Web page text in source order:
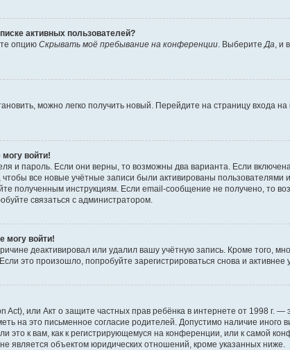
активных пользователей?
опцию Скрывать моё пребывание на конференции. ВыберитеДа, и
можно легко получить новый. Перейдите на страницу входа
могу войти!
и пароль. Если они верны, то возможны два варианта. Если
все новые учётные записи были активированы
полученным инструкциям. Если email-сообщение не получено, то
связаться с администратором.
могу войти!
деактивировал или удалил вашу учётную запись. Кроме
это произошло, попробуйте зарегистрироваться снова и активнее
Act), или Акт о защите частных прав ребёнка в интернете от 1998
на это письменное согласие родителей. Допустимо наличие
это к вам, как к регистрирующемуся на конференции, или к самой
является объектом юридических отношений, кроме указанных ниже.